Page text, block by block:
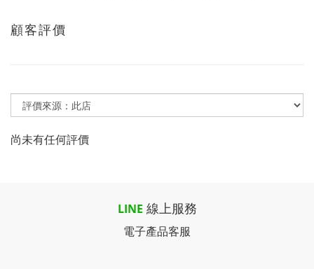
顧客評價
尚未有任何評價
LINE 線上服務
電子產品客服